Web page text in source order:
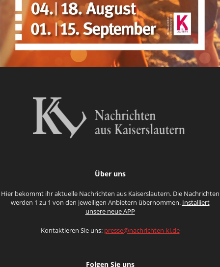
Über uns
Hier bekommt ihr aktuelle Nachrichten aus Kaiserslautern. Die Nachrichten
werden 1 zu 1 von den jeweiligen Anbietern übernommen. Installiert
unsere neue APP
Kontaktieren Sie uns: presse@nachrichten-kl.de
Folgen Sie uns